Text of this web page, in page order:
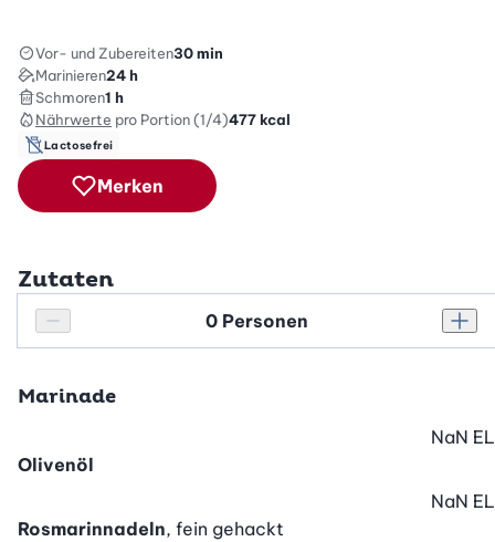
Vor- und Zubereiten30 min
Marinieren24 h
Schmoren1 h
Nährwerte pro Portion (1/4)477kcal
Lactosefrei
Merken
Zutaten
Personenanzahl verringern
Personenanzahl
Marinade
Olivenöl
NaN EL
Rosmarinnadeln, fein gehackt
NaN EL